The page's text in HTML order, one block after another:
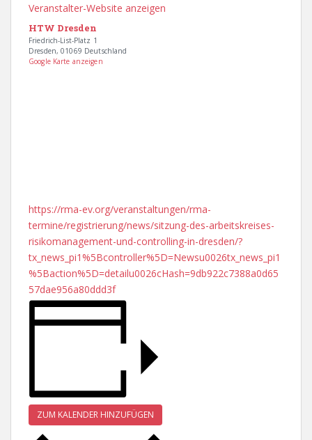
Veranstalter-Website anzeigen
HTW Dresden
Friedrich-List-Platz 1
Dresden, 01069 Deutschland
Google Karte anzeigen
https://rma-ev.org/veranstaltungen/rma-
termine/registrierung/news/sitzung-des-arbeitskreises-
risikomanagement-und-controlling-in-dresden/?
tx_news_pi1%5Bcontroller%5D=Newsu0026tx_news_pi1
%5Baction%5D=detailu0026cHash=9db922c7388a0d65
57dae956a80ddd3f
ZUM KALENDER HINZUFÜGEN